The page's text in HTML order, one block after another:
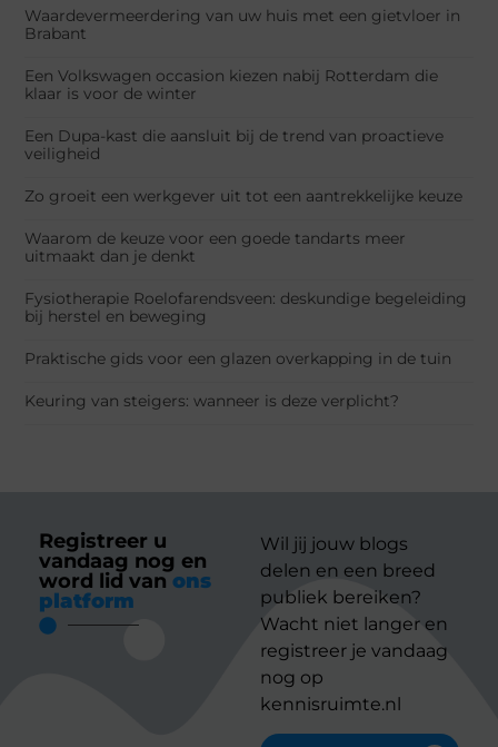
Waardevermeerdering van uw huis met een gietvloer in
Brabant
Een Volkswagen occasion kiezen nabij Rotterdam die
klaar is voor de winter
Een Dupa-kast die aansluit bij de trend van proactieve
veiligheid
Zo groeit een werkgever uit tot een aantrekkelijke keuze
Waarom de keuze voor een goede tandarts meer
uitmaakt dan je denkt
Fysiotherapie Roelofarendsveen: deskundige begeleiding
bij herstel en beweging
Praktische gids voor een glazen overkapping in de tuin
Keuring van steigers: wanneer is deze verplicht?
Registreer u
vandaag nog en
word lid van ons
platform
Wil jij jouw blogs
delen en een breed
publiek bereiken?
Wacht niet langer en
registreer je vandaag
nog op
kennisruimte.nl